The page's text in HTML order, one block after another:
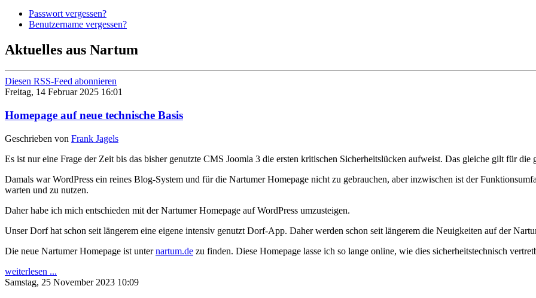
Passwort vergessen?
Benutzername vergessen?
Aktuelles aus Nartum
Diesen RSS-Feed abonnieren
Freitag, 14 Februar 2025 16:01
Homepage auf neue technische Basis
Geschrieben von Frank Jagels
Es ist nur eine Frage der Zeit bis das bisher genutzte CMS Joomla 3 die ersten kritischen Sicherheitslücken aufweist. Das gleiche gilt für
Damals war WordPress ein reines Blog-System und für die Nartumer Homepage nicht zu gebrauchen, aber inzwischen ist der
warten und zu nutzen.
Daher habe ich mich entschieden mit der Nartumer Homepage auf WordPress umzusteigen.
Unser Dorf hat schon seit längerem eine eigene intensiv genutzt Dorf-App. Daher werden schon seit längerem die Neuigkeiten auf der
Die neue Nartumer Homepage ist unternartum.de zu finden. Diese Homepage lasse ich so lange online, wie dies sicherheitstechnisch
weiterlesen ...
Samstag, 25 November 2023 10:09